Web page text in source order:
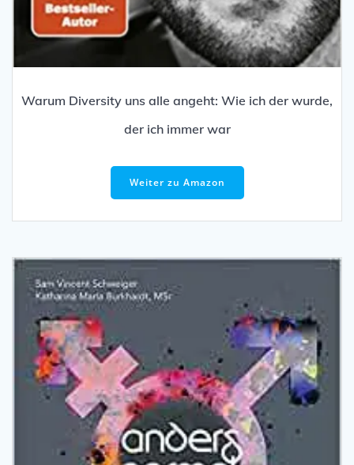
Warum Diversity uns alle angeht: Wie ich der wurde,
der ich immer war
Weiter zu Amazon